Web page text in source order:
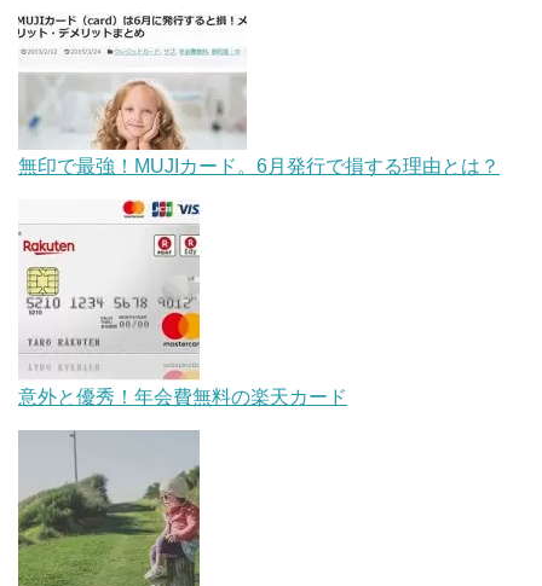
無印で最強！MUJIカード。6月発行で損する理由とは？
意外と優秀！年会費無料の楽天カード